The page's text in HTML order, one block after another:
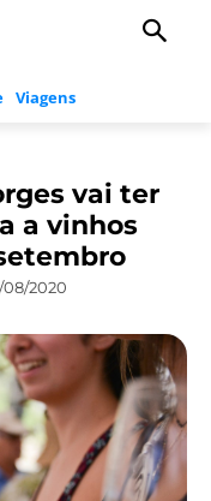
Viagens
vai ter
a vinhos
08/2020